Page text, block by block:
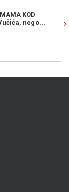
KOD
nego...